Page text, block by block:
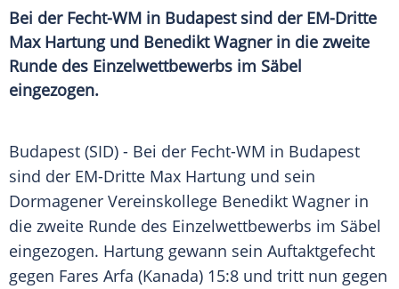
Bei der Fecht-WM in Budapest sind der EM-Dritte
Max Hartung und Benedikt Wagner in die zweite
Runde des Einzelwettbewerbs im Säbel
eingezogen.
Budapest (SID) - Bei der Fecht-WM in Budapest
sind der EM-Dritte Max Hartung und sein
Dormagener Vereinskollege Benedikt Wagner in
die zweite Runde des Einzelwettbewerbs im Säbel
eingezogen. Hartung gewann sein Auftaktgefecht
gegen Fares Arfa (Kanada) 15:8 und tritt nun gegen